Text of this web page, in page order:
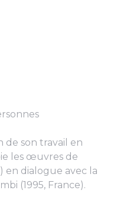
de son travail en
les œuvres de
en dialogue avec la
(1995, France).